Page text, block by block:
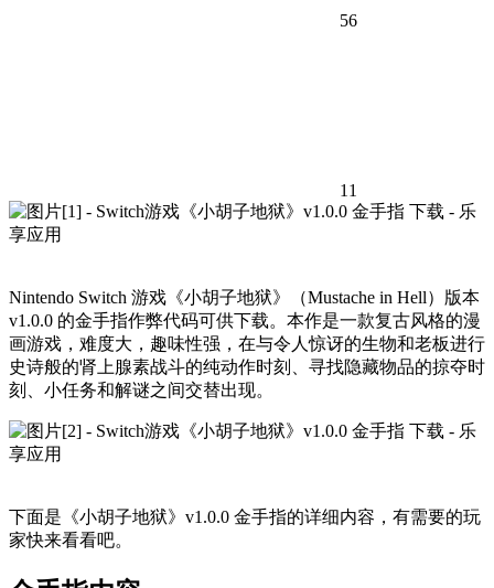
56
11
Nintendo Switch 游戏《小胡子地狱》（Mustache in Hell）版本
v1.0.0 的金手指作弊代码可供下载。本作是一款复古风格的漫
画游戏，难度大，趣味性强，在与令人惊讶的生物和老板进行
史诗般的肾上腺素战斗的纯动作时刻、寻找隐藏物品的掠夺时
刻、小任务和解谜之间交替出现。
下面是《小胡子地狱》v1.0.0 金手指的详细内容，有需要的玩
家快来看看吧。